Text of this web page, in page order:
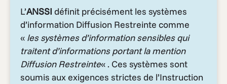
L’ANSSI définit précisément les systèmes
d’information Diffusion Restreinte comme
« les systèmes d’information sensibles qui
traitent d’informations portant la mention
Diffusion Restreinte« . Ces systèmes sont
soumis aux exigences strictes de l’Instruction